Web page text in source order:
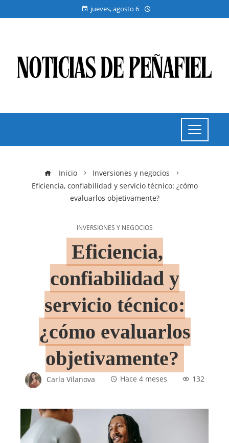
jueves, agosto 6
Inicio
Inversiones y negocios
Eficiencia, confiabilidad y servicio técnico: ¿cómo
evaluarlos objetivamente?
INVERSIONES Y NEGOCIOS
Eficiencia,
confiabilidad y
servicio técnico:
¿cómo evaluarlos
objetivamente?
Carla Vilanova Hace 4 meses 132